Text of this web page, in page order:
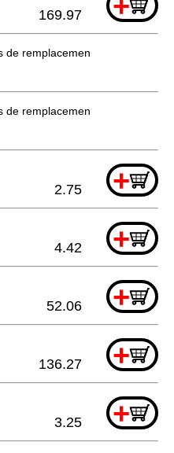
169.97
de remplacement
de remplacement
+
2.75
+
4.42
+
52.06
+
136.27
+
3.25